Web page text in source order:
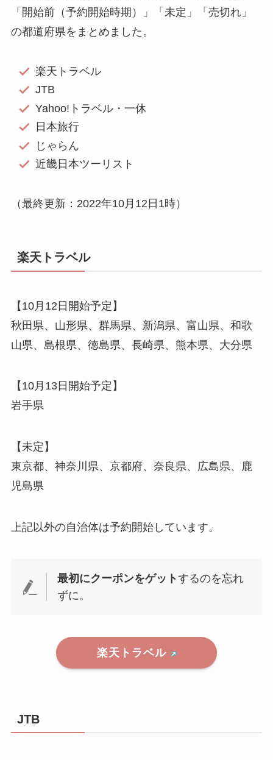
「開始前（予約開始時期）」「未定」「売切れ」
の都道府県をまとめました。
楽天トラベル
JTB
Yahoo!トラベル・一休
日本旅行
じゃらん
近畿日本ツーリスト
（最終更新：2022年10月12日1時）
楽天トラベル
【10月12日開始予定】
秋田県、山形県、群馬県、新潟県、富山県、和歌
山県、島根県、徳島県、長崎県、熊本県、大分県
【10月13日開始予定】
岩手県
【未定】
東京都、神奈川県、京都府、奈良県、広島県、鹿
児島県
上記以外の自治体は予約開始しています。
最初にクーポンをゲットするのを忘れ
ずに。
楽天トラベル
JTB